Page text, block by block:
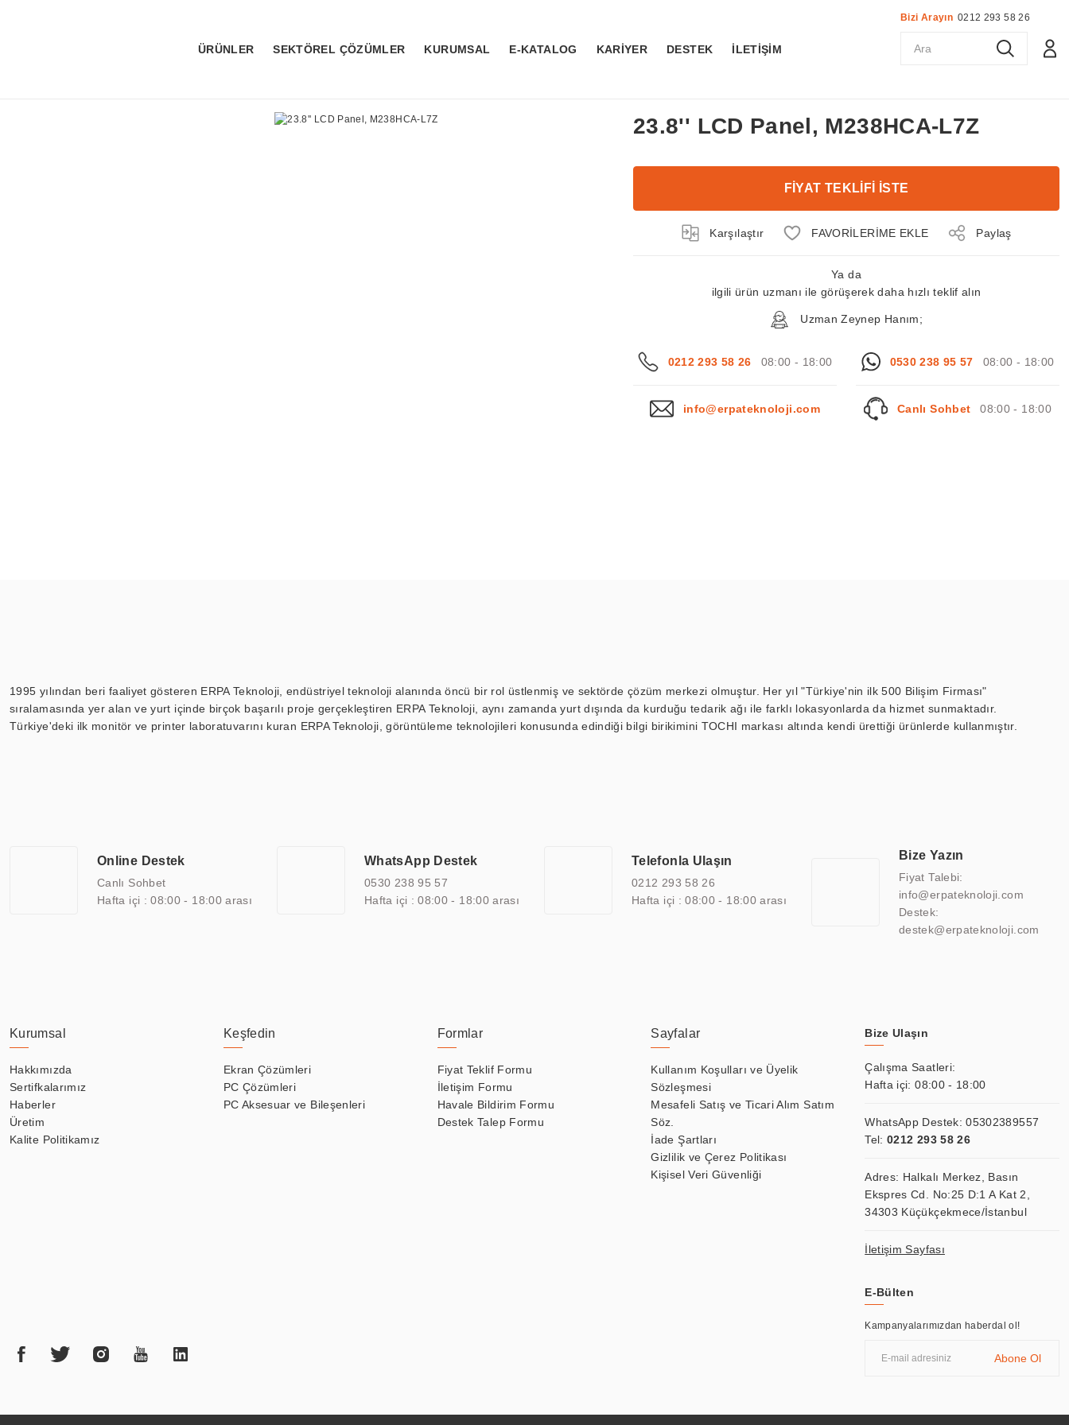
ÜRÜNLER SEKTÖREL ÇÖZÜMLER KURUMSAL E-KATALOG KARİYER DESTEK İLETİŞİM
Bizi Arayın 0212 293 58 26
23.8'' LCD Panel, M238HCA-L7Z
FİYAT TEKLİFİ İSTE
Karşılaştır Paylaş
Ya da
ilgili ürün uzmanı ile görüşerek daha hızlı teklif alın
Uzman Zeynep Hanım;
0212 293 58 26 08:00 - 18:00 0530 238 95 57 08:00 - 18:00
info@erpateknoloji.com Canlı Sohbet 08:00 - 18:00
1995 yılından beri faaliyet gösteren ERPA Teknoloji, endüstriyel teknoloji alanında öncü bir rol üstlenmiş ve sektörde çözüm merkezi olmuştur. Her yıl "Türkiye'nin ilk 500 Bilişim Firması"
sıralamasında yer alan ve yurt içinde birçok başarılı proje gerçekleştiren ERPA Teknoloji, aynı zamanda yurt dışında da kurduğu tedarik ağı ile farklı lokasyonlarda da hizmet sunmaktadır.
Türkiye'deki ilk monitör ve printer laboratuvarını kuran ERPA Teknoloji, görüntüleme teknolojileri konusunda edindiği bilgi birikimini TOCHI markası altında kendi ürettiği ürünlerde kullanmıştır.
arasında yer almaktadır. ERPA Teknoloji, uluslararası standartlarda kalite belgelerine ve sertifikalara sahip olup, etik değerlere bağlı bir şekilde hareket etmektedir. Kaliteli ekipmanı, uzman kadroları,
yılların getirdiği bilgi ve tecrübe ile birleştiren ERPA Teknoloji, özel çözümleri ile iş ortaklarının öne çıkmasına ve sürekli gelişimine katkı sağlamaktadır.
Online Destek
Canlı Sohbet
Hafta içi : 08:00 - 18:00 arası
WhatsApp Destek
0530 238 95 57
Hafta içi : 08:00 - 18:00 arası
Telefonla Ulaşın
0212 293 58 26
Hafta içi : 08:00 - 18:00 arası
Bize Yazın
Fiyat Talebi:
info@erpateknoloji.com
Destek:
destek@erpateknoloji.com
Kurumsal
Hakkımızda
Sertifkalarımız
Haberler
Üretim
Kalite Politikamız
Keşfedin
Ekran Çözümleri
PC Çözümleri
PC Aksesuar ve Bileşenleri
Formlar
Fiyat Teklif Formu
İletişim Formu
Havale Bildirim Formu
Destek Talep Formu
Sayfalar
Kullanım Koşulları ve Üyelik
Sözleşmesi
Mesafeli Satış ve Ticari Alım Satım
Söz.
İade Şartları
Gizlilik ve Çerez Politikası
Kişisel Veri Güvenliği
Bize Ulaşın
Çalışma Saatleri:
Hafta içi: 08:00 - 18:00
WhatsApp Destek:05302389557
Tel: 0212 293 58 26
Adres: Halkalı Merkez, Basın
Ekspres Cd. No:25 D:1 A Kat 2,
34303 Küçükçekmece/İstanbul
İletişim Sayfası
E-Bülten
Kampanyalarımızdan haberdal ol!
Abone Ol